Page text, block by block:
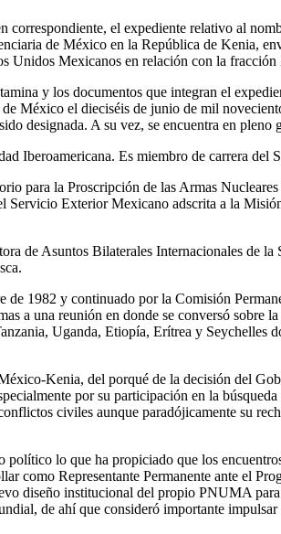
el expediente relativo al
de México en la República de Kenia,
Unidos Mexicanos en relación con la
y los documentos que integran el
México el dieciséis de junio de mil
designada. A su vez, se encuentra en
Iberoamericana. Es miembro de carrera del
para la Proscripción de las Armas
Exterior Mexicano adscrita a la
de Asuntos Bilaterales Internacionales de
1982 y continuado por la Comisión
a una reunión en donde se conversó sobre
Uganda, Etiopía, Erítrea y Seychelles
Kenia, del porqué de la decisión del
por su participación en la
civiles aunque paradójicamente su
lo que ha propiciado que los
como Representante Permanente ante el
diseño institucional del propio PNUMA
de ahí que consideró importante